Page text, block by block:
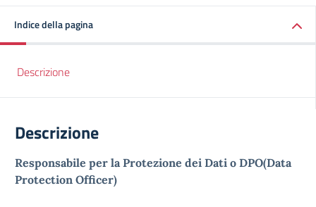
Indice della pagina
Descrizione
Descrizione
Responsabile per la Protezione dei Dati o DPO(Data
Protection Officer)